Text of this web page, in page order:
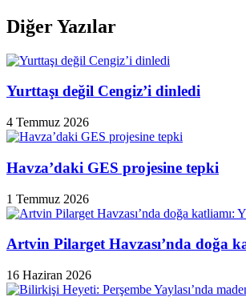
Diğer Yazılar
Yurttaşı değil Cengiz’i dinledi
4 Temmuz 2026
Havza’daki GES projesine tepki
1 Temmuz 2026
Artvin Pilarget Havzası’nda doğa
16 Haziran 2026